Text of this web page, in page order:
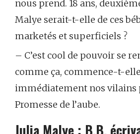
nous prend. 18 ans,
Malye serait-t-elle de ces
marketés et superficiels ?
– C’est cool de pouvoir se
comme ça, commence-t-
immédiatement nos vilains
Promesse de l’aube.